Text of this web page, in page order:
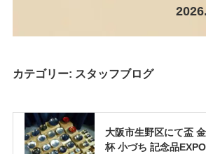
カテゴリー: スタッフブログ
大阪市生野区にて盃
杯 小づち 記念品